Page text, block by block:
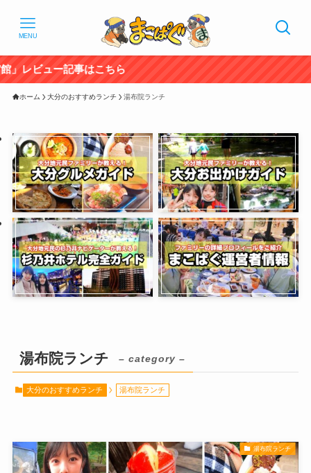
MENU
はこちら
ホーム 大分のおすすめランチ 湯布院ランチ
湯布院ランチ – category –
大分のおすすめランチ 湯布院ランチ
湯布院ランチ